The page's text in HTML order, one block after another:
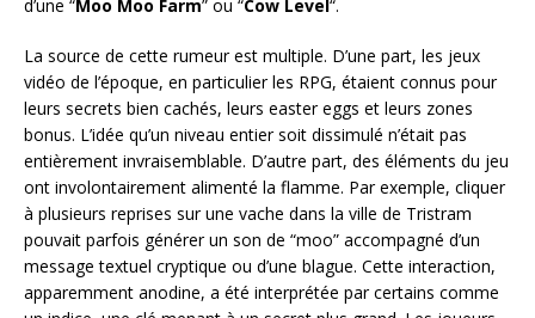
d’une “Moo Moo Farm” ou “Cow Level“.
La source de cette rumeur est multiple. D’une part, les jeux
vidéo de l’époque, en particulier les RPG, étaient connus pour
leurs secrets bien cachés, leurs easter eggs et leurs zones
bonus. L’idée qu’un niveau entier soit dissimulé n’était pas
entièrement invraisemblable. D’autre part, des éléments du jeu
ont involontairement alimenté la flamme. Par exemple, cliquer
à plusieurs reprises sur une vache dans la ville de Tristram
pouvait parfois générer un son de “moo” accompagné d’un
message textuel cryptique ou d’une blague. Cette interaction,
apparemment anodine, a été interprétée par certains comme